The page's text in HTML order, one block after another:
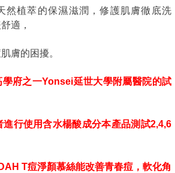
然植萃的保濕滋潤，修護肌膚徹底洗
適，
膚的困擾。
府之一Yonsei延世大學附屬醫院的試
進行使用含水楊酸成分本產品測試2,4,6
T痘淨顏慕絲能改善青春痘，軟化角